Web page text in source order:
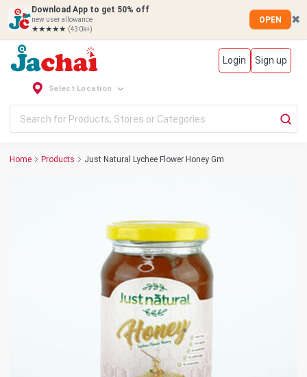
Download App to get 50% off
new user allowance
★★★★★ (430k+)
OPEN ✖
Login Sign up
Select Location
Home Products Just Natural Lychee Flower Honey Gm